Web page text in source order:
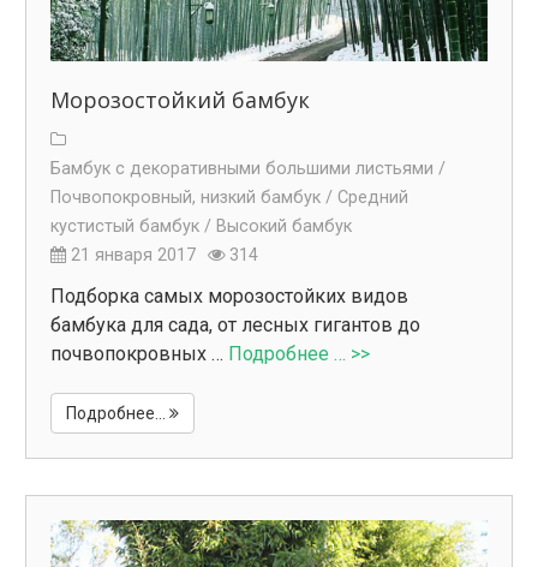
Морозостойкий бамбук
Бамбук с декоративными большими листьями /
Почвопокровный, низкий бамбук / Средний
кустистый бамбук / Высокий бамбук
21 января 2017
314
Подборка самых морозостойких видов
бамбука для сада, от лесных гигантов до
почвопокровных … Подробнее … >>
Подробнее...